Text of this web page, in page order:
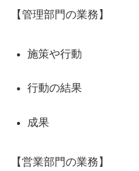
【管理部門の業務】
施策や行動
行動の結果
成果
【営業部門の業務】